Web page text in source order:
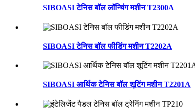
SIBOASI टेनिस बॉल लॉन्चिंग मशीन T2300A
SIBOASI टेनिस बॉल फीडिंग मशीन T2202A
SIBOASI आर्थिक टेनिस बॉल शूटिंग मशीन T2201A